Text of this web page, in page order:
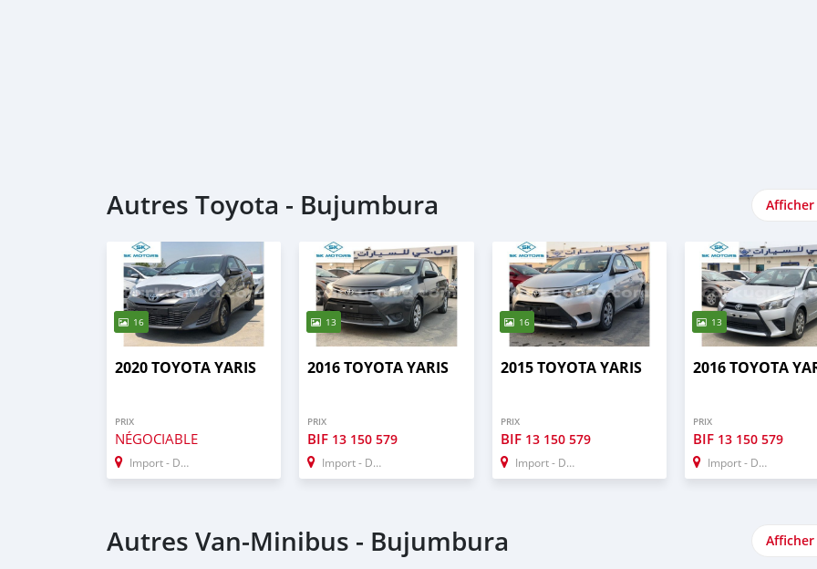
Autres Toyota - Bujumbura
16
2020 TOYOTA YARIS
PRIX
NÉGOCIABLE
Import - Dubai
13
2016 TOYOTA YARIS
PRIX
BIF 13 150 579
Import - Dubai
16
2015 TOYOTA YARIS
PRIX
BIF 13 150 579
Import - Dubai
13
2016 TOYOTA
PRIX
BIF 13 150 579
Import - Dubai
Autres Van‒Minibus - Bujumbura